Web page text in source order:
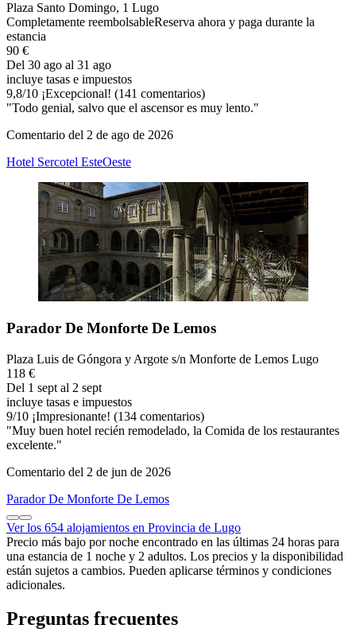
Plaza Santo Domingo, 1 Lugo
Completamente reembolsableReserva ahora y paga durante la
estancia
90 €
Del 30 ago al 31 ago
incluye tasas e impuestos
9,8/10 ¡Excepcional! (141 comentarios)
"Todo genial, salvo que el ascensor es muy lento."
Comentario del 2 de ago de 2026
Hotel Sercotel EsteOeste
Parador De Monforte De Lemos
Plaza Luis de Góngora y Argote s/n Monforte de Lemos Lugo
118 €
Del 1 sept al 2 sept
incluye tasas e impuestos
9/10 ¡Impresionante! (134 comentarios)
"Muy buen hotel recién remodelado, la Comida de los restaurantes
excelente."
Comentario del 2 de jun de 2026
Parador De Monforte De Lemos
Ver los 654 alojamientos en Provincia de Lugo
Precio más bajo por noche encontrado en las últimas 24 horas para
una estancia de 1 noche y 2 adultos. Los precios y la disponibilidad
están sujetos a cambios. Pueden aplicarse términos y condiciones
adicionales.
Preguntas frecuentes